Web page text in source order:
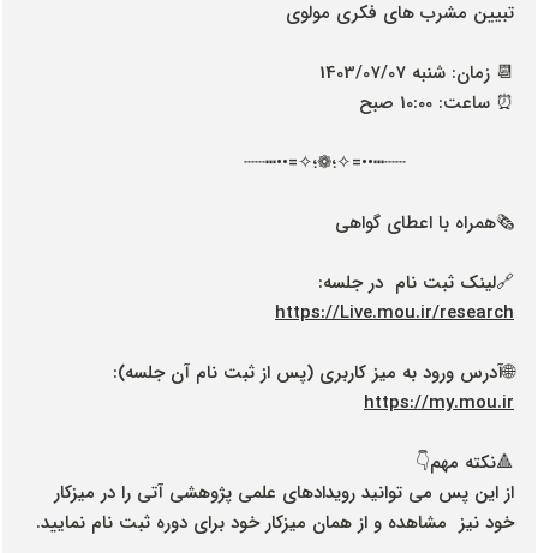
تبیین مشرب های فکری مولوی
📆 زمان: شنبه 1403/07/07
⏰ ساعت: 10:00 صبح
┄┄┅••=✧؛❁؛✧=••┅┄┄
🗞همراه با اعطای گواهی
🔗لینک ثبت نام در جلسه:
https://Live.mou.ir/research
🌐آدرس ورود به میز کاربری (پس از ثبت نام آن جلسه):
https://my.mou.ir
🔺نکته مهم👇
از این پس می توانید رویدادهای علمی پژوهشی آتی را در میزکار
خود نیز مشاهده و از همان میزکار خود برای دوره ثبت نام نمایید.